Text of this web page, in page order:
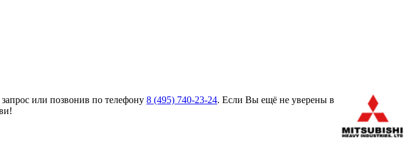
или позвонив по телефону 8 (495) 740-23-24. Если Вы ещё не уверены в